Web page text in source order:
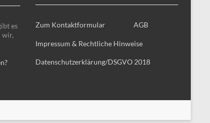
es
wir,
Zum Kontaktformular AGB
Impressum & Rechtliche Hinweise
Datenschutzerklärung/DSGVO 2018